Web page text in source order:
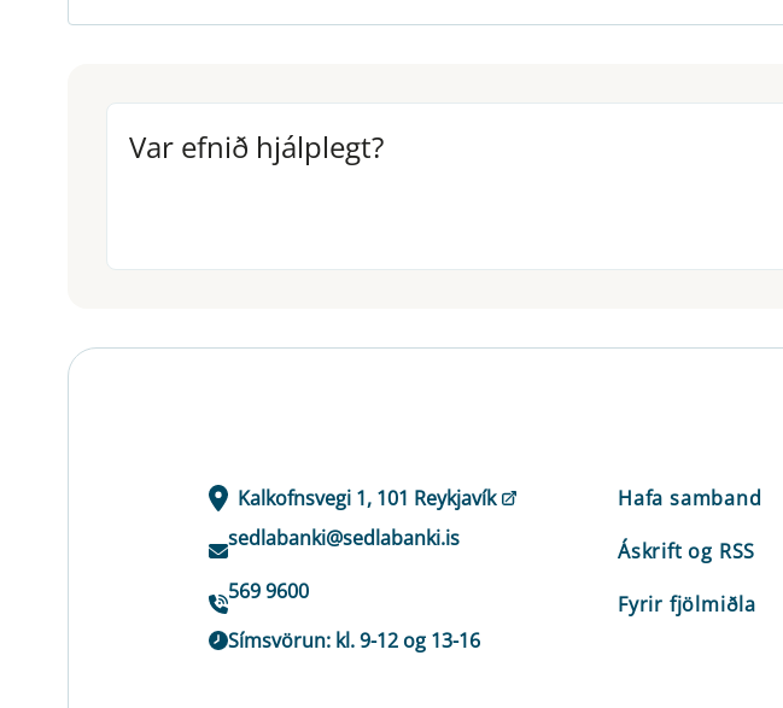
Var efnið hjálplegt?
Var efnið hjálplegt?
Kalkofnsvegi 1, 101 Reykjavík
sedlabanki@sedlabanki.is
569 9600
Símsvörun: kl. 9-12 og 13-16
Hafa samband
Áskrift og RSS
Fyrir fjölmiðla